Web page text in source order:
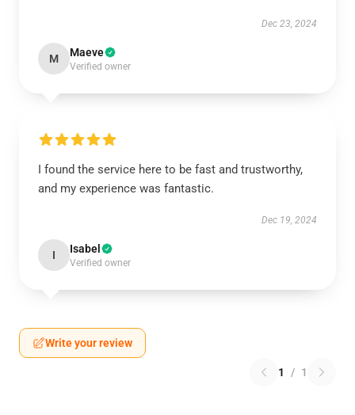
Dec 23, 2024
M Maeve
Verified owner
I found the service here to be fast and trustworthy,
and my experience was fantastic.
Dec 19, 2024
I Isabel
Verified owner
Write your review
1 / 1